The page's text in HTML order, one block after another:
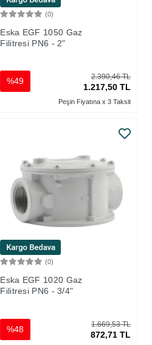
(0)
Eska EGF 1050 Gaz
Filitresi PN6 - 2"
2.390,46 TL
1.217,50 TL
%49
Peşin Fiyatına x 3 Taksit
(0)
Eska EGF 1020 Gaz
Filitresi PN6 - 3/4"
1.669,53 TL
872,71 TL
%48